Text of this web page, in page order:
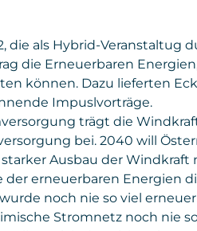
die als Hybrid-Veranstaltug
die Erneuerbaren
können. Dazu lieferten
Impuslvorträge.
trägt die
bei. 2040 will
Ausbau der Windkraft
erneuerbaren Energien
noch nie so viel
Stromnetz noch nie